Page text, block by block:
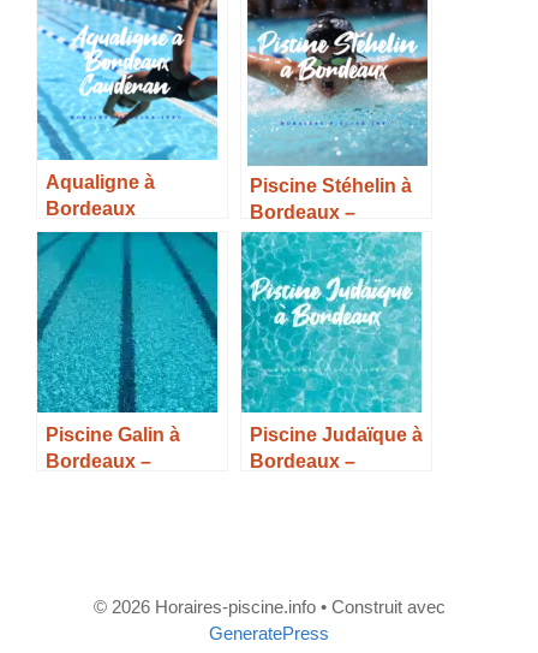
Infos –
Aqualigne à
Bordeaux
Caudéran –
Horaires, Tarifs et
infos –
Piscine Stéhelin à
Bordeaux –
Horaires, Tarifs et
Infos –
Piscine Galin à
Bordeaux –
Piscine Judaïque à
Bordeaux –
© 2026 Horaires-piscine.info• Construit avec
GeneratePress